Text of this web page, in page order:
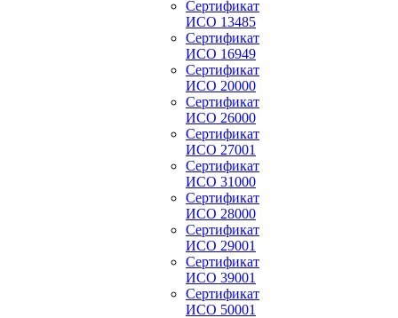
Сертификат
ИСО 13485
Сертификат
ИСО 16949
Сертификат
ИСО 20000
Сертификат
ИСО 26000
Сертификат
ИСО 27001
Сертификат
ИСО 31000
Сертификат
ИСО 28000
Сертификат
ИСО 29001
Сертификат
ИСО 39001
Сертификат
ИСО 50001